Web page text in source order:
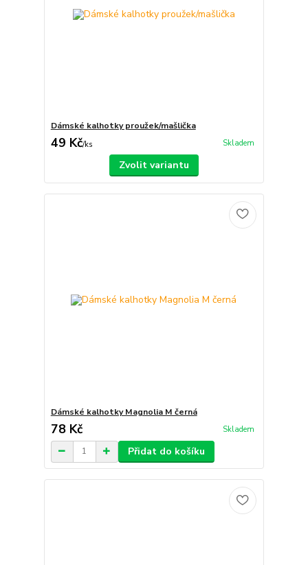
Dámské kalhotky proužek/mašlička
49 Kč/ks Skladem
Zvolit variantu
Dámské kalhotky Magnolia M černá
78 Kč Skladem
Přidat do košíku